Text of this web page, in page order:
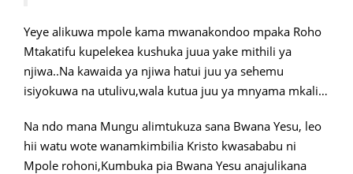
Yeye alikuwa mpole kama mwanakondoo mpaka Roho
Mtakatifu kupelekea kushuka juua yake mithili ya
njiwa..Na kawaida ya njiwa hatui juu ya sehemu
isiyokuwa na utulivu,wala kutua juu ya mnyama mkali…
Na ndo mana Mungu alimtukuza sana Bwana Yesu, leo
hii watu wote wanamkimbilia Kristo kwasababu ni
Mpole rohoni,Kumbuka pia Bwana Yesu anajulikana